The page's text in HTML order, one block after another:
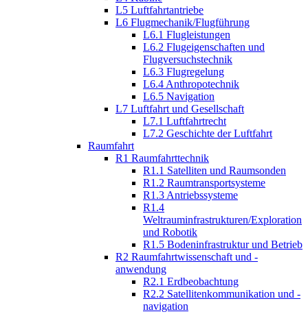
L5 Luftfahrtantriebe
L6 Flugmechanik/Flugführung
L6.1 Flugleistungen
L6.2 Flugeigenschaften und
Flugversuchstechnik
L6.3 Flugregelung
L6.4 Anthropotechnik
L6.5 Navigation
L7 Luftfahrt und Gesellschaft
L7.1 Luftfahrtrecht
L7.2 Geschichte der Luftfahrt
Raumfahrt
R1 Raumfahrttechnik
R1.1 Satelliten und Raumsonden
R1.2 Raumtransportsysteme
R1.3 Antriebssysteme
R1.4
Weltrauminfrastrukturen/Exploration
und Robotik
R1.5 Bodeninfrastruktur und Betrieb
R2 Raumfahrtwissenschaft und -
anwendung
R2.1 Erdbeobachtung
R2.2 Satellitenkommunikation und -
navigation